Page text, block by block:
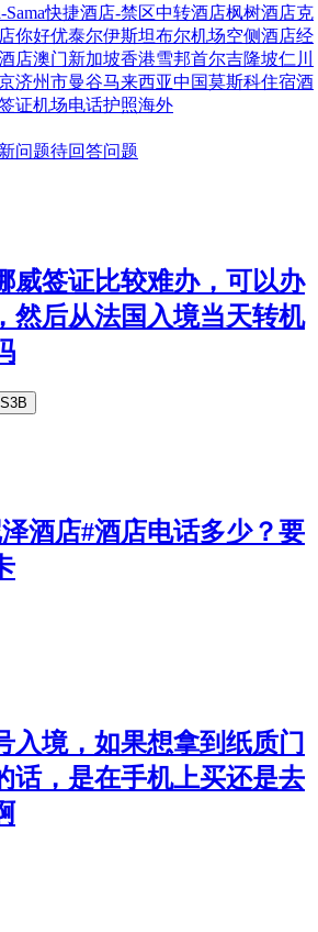
Sama快捷酒店-禁区中转酒店枫树酒店克
你好优泰尔伊斯坦布尔机场空侧酒店经
店澳门新加坡香港雪邦首尔吉隆坡仁川
济州市曼谷马来西亚中国莫斯科住宿酒
证机场电话护照海外
问题待回答问题
威签证比较难办，可以办
然后从法国入境当天转机
酒店#酒店电话多少？要
入境，如果想拿到纸质门
话，是在手机上买还是去